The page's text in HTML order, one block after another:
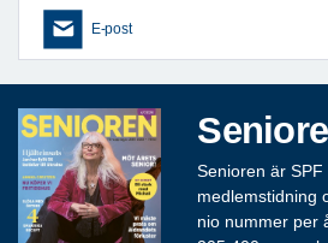
E-post
Senioren är
medlemstidning
nio nummer per